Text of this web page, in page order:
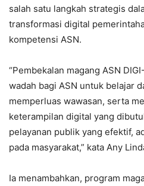
salah satu langkah strategis
transformasi digital
kompetensi ASN.
“Pembekalan magang ASN
wadah bagi ASN untuk belajar
memperluas wawasan, serta
keterampilan digital yang
pelayanan publik yang efektif,
pada masyarakat,” kata Any
Ia menambahkan, program